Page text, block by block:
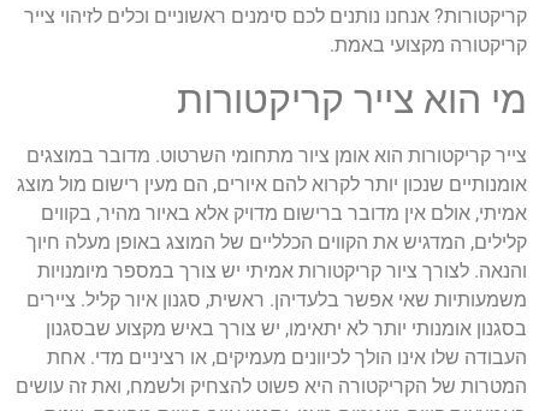
קריקטורות? אנחנו נותנים לכם סימנים ראשוניים וכלים לזיהוי צייר
קריקטורה מקצועי באמת.
מי הוא צייר קריקטורות
צייר קריקטורות הוא אומן ציור מתחומי השרטוט. מדובר במוצגים
אומנותיים שנכון יותר לקרוא להם איורים, הם מעין רישום מול מוצג
אמיתי, אולם אין מדובר ברישום מדויק אלא באיור מהיר, בקווים
קלילים, המדגיש את הקווים הכלליים של המוצג באופן מעלה חיוך
והנאה. לצורך ציור קריקטורות אמיתי יש צורך במספר מיומנויות
משמעותיות שאי אפשר בלעדיהן. ראשית, סגנון איור קליל. ציירים
בסגנון אומנותי יותר לא יתאימו, יש צורך באיש מקצוע שבסגנון
העבודה שלו אינו הולך לכיוונים מעמיקים, או רציניים מדי. אחת
המטרות של הקריקטורה היא פשוט להצחיק ולשמח, ואת זה עושים